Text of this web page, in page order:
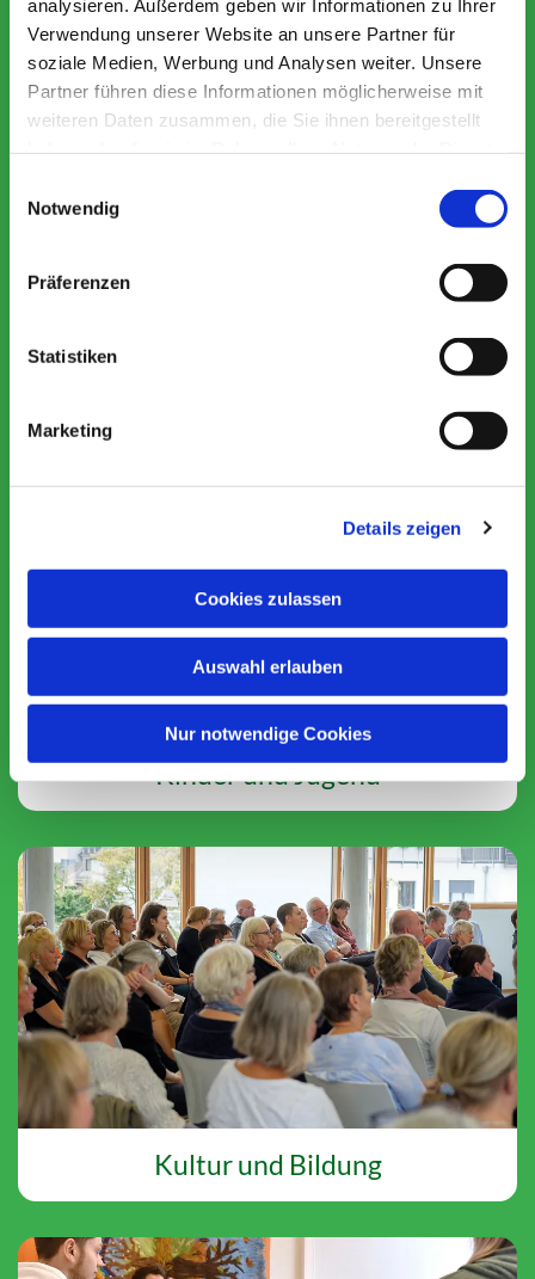
analysieren. Außerdem geben wir Informationen zu Ihrer
Verwendung unserer Website an unsere Partner für
soziale Medien, Werbung und Analysen weiter. Unsere
Partner führen diese Informationen möglicherweise mit
weiteren Daten zusammen, die Sie ihnen bereitgestellt
Notwendig
Präferenzen
Statistiken
Marketing
Details zeigen
Cookies zulassen
Auswahl erlauben
Nur notwendige Cookies
Kinder und Jugend
Kultur und Bildung